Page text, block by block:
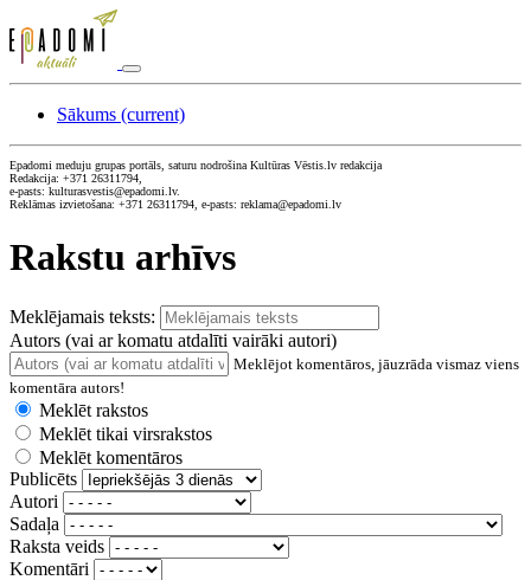
Sākums (current)
Epadomi meduju grupas portāls, saturu nodrošina Kultūras Vēstis.lv redakcija
Redakcija: +371 26311794,
e-pasts: kulturasvestis@epadomi.lv.
Reklāmas izvietošana: +371 26311794, e-pasts: reklama@epadomi.lv
Rakstu arhīvs
Meklējamais teksts:
Autors (vai ar komatu atdalīti vairāki autori)
Meklējot komentāros, jāuzrāda vismaz viens
komentāra autors!
Meklēt rakstos
Meklēt tikai virsrakstos
Meklēt komentāros
Publicēts
Autori
Sadaļa
Raksta veids
Komentāri